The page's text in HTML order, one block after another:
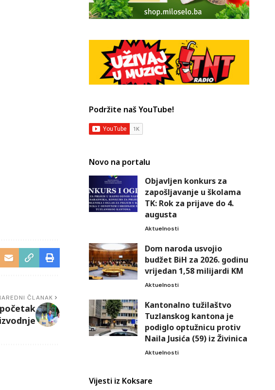
ČLANAK
Podržite naš YouTube!
Novo na portalu
Objavljen konkurs za
zapošljavanje u školama
TK: Rok za prijave do 4.
augusta
Aktuelnosti
Dom naroda usvojio
budžet BiH za 2026. godinu
vrijedan 1,58 milijardi KM
Aktuelnosti
Kantonalno tužilaštvo
Tuzlanskog kantona je
podiglo optužnicu protiv
Naila Jusića (59) iz Živinica
Aktuelnosti
Vijesti iz Koksare